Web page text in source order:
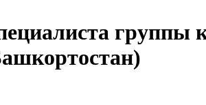
группы